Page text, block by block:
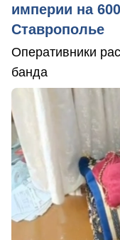
империи на
Ставрополье
Оперативники
банда